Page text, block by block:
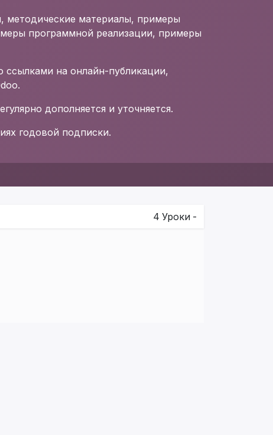
методические материалы, примеры
программной реализации, примеры
на онлайн-публикации,
дополняется и уточняется.
годовой подписки.
4 Уроки -